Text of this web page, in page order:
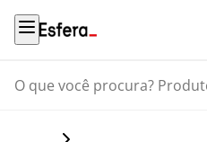
O que você procura? Produtos,